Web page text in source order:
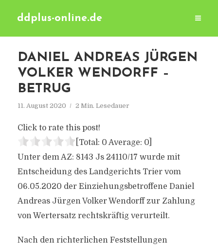
ddplus-online.de
DANIEL ANDREAS JÜRGEN
VOLKER WENDORFF –
BETRUG
11. August 2020 2 Min. Lesedauer
Click to rate this post!
[Total: 0 Average: 0]
Unter dem AZ: 8143 Js 24110/17 wurde mit
Entscheidung des Landgerichts Trier vom
06.05.2020 der Einziehungsbetroffene Daniel
Andreas Jürgen Volker Wendorff zur Zahlung
von Wertersatz rechtskräftig verurteilt.
Nach den richterlichen Feststellungen